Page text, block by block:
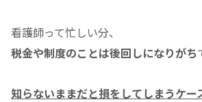
看護師って忙しい分、
税金や制度のことは後回しになりがち
知らないままだと損をしてしまうケー